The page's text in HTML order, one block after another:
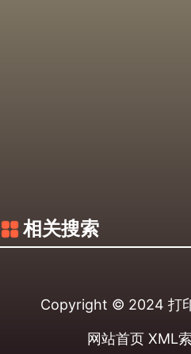
相关搜索
Copyright © 2024 打
网站首页 XML索